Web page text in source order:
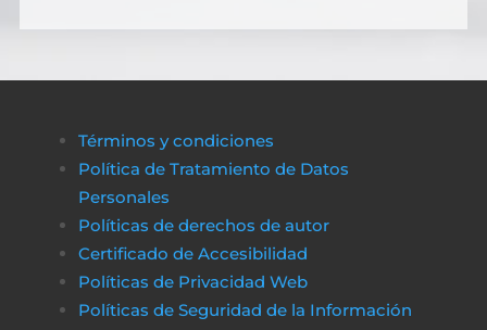
Términos y condiciones
Política de Tratamiento de Datos
Personales
Políticas de derechos de autor
Certificado de Accesibilidad
Políticas de Privacidad Web
Políticas de Seguridad de la Información